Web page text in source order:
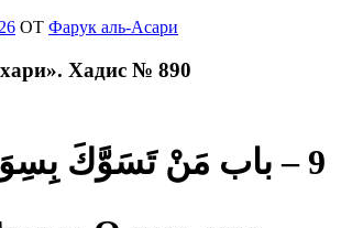
OT Фарук аль-Асари
Хадис № 890
9 – باب مَنْ تَسَوَّكَ بِسِوَاكِ غَيْرِهِ .